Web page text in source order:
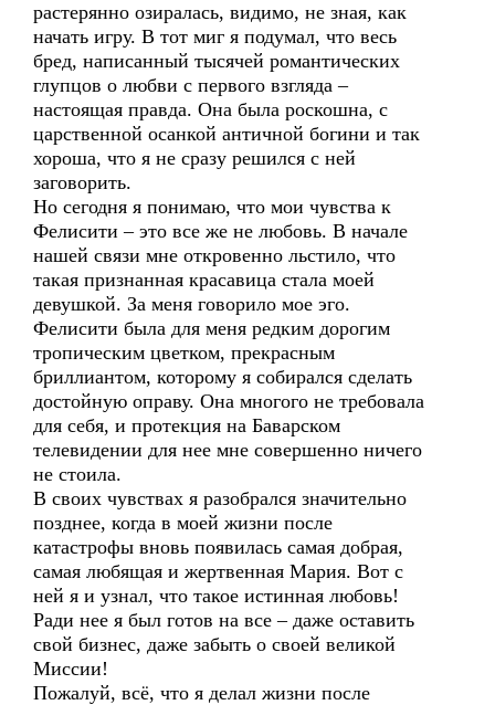
растерянно озиралась, видимо, не зная, как
начать игру. В тот миг я подумал, что весь
бред, написанный тысячей романтических
глупцов о любви с первого взгляда –
настоящая правда. Она была роскошна, с
царственной осанкой античной богини и так
хороша, что я не сразу решился с ней
заговорить.
Но сегодня я понимаю, что мои чувства к
Фелисити – это все же не любовь. В начале
нашей связи мне откровенно льстило, что
такая признанная красавица стала моей
девушкой. За меня говорило мое эго.
Фелисити была для меня редким дорогим
тропическим цветком, прекрасным
бриллиантом, которому я собирался сделать
достойную оправу. Она многого не требовала
для себя, и протекция на Баварском
телевидении для нее мне совершенно ничего
не стоила.
В своих чувствах я разобрался значительно
позднее, когда в моей жизни после
катастрофы вновь появилась самая добрая,
самая любящая и жертвенная Мария. Вот с
ней я и узнал, что такое истинная любовь!
Ради нее я был готов на все – даже оставить
свой бизнес, даже забыть о своей великой
Миссии!
Пожалуй, всё, что я делал жизни после